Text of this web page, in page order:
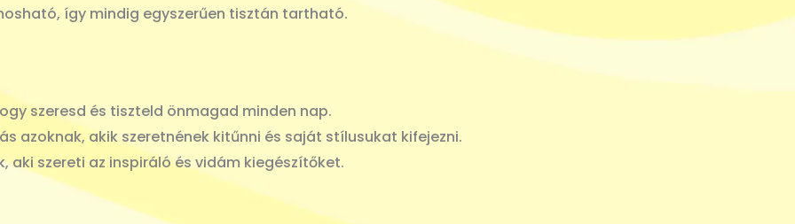
így mindig egyszerűen tisztán tartható.
szeresd és tiszteld önmagad minden nap.
azoknak, akik szeretnének kitűnni és saját stílusukat kifejezni.
aki szereti az inspiráló és vidám kiegészítőket.